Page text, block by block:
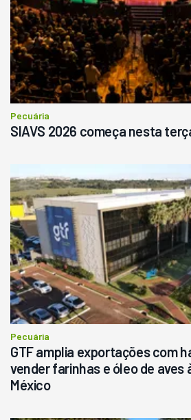
R$ 145.000
Consultar
Pecuária
SIAVS 2026 começa nesta
Pecuária
GTF amplia exportações com
vender farinhas e óleo de aves
México